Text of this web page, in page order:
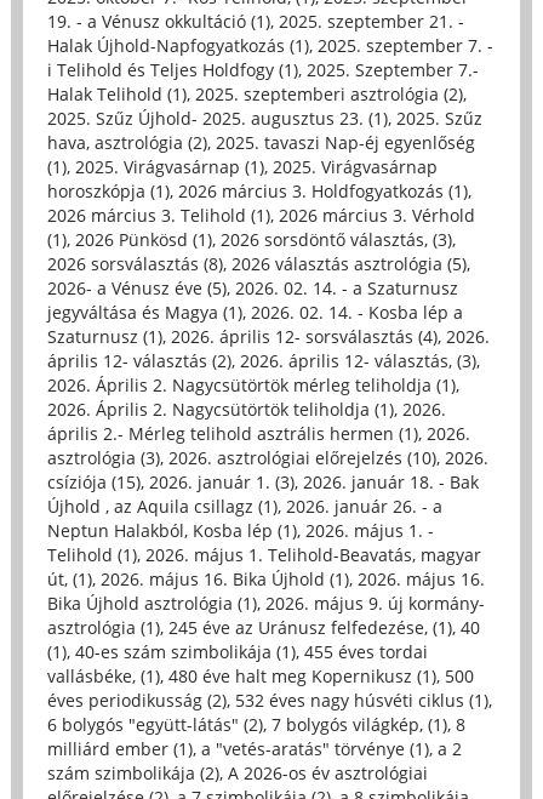
19. - a Vénusz okkultáció (1), 2025. szeptember 21. -
Halak Újhold-Napfogyatkozás (1), 2025. szeptember 7. -
i Telihold és Teljes Holdfogy (1), 2025. Szeptember 7.-
Halak Telihold (1), 2025. szeptemberi asztrológia (2),
2025. Szűz Újhold- 2025. augusztus 23. (1), 2025. Szűz
hava, asztrológia (2), 2025. tavaszi Nap-éj egyenlőség
(1), 2025. Virágvasárnap (1), 2025. Virágvasárnap
horoszkópja (1), 2026 március 3. Holdfogyatkozás (1),
2026 március 3. Telihold (1), 2026 március 3. Vérhold
(1), 2026 Pünkösd (1), 2026 sorsdöntő választás, (3),
2026 sorsválasztás (8), 2026 választás asztrológia (5),
2026- a Vénusz éve (5), 2026. 02. 14. - a Szaturnusz
jegyváltása és Magya (1), 2026. 02. 14. - Kosba lép a
Szaturnusz (1), 2026. április 12- sorsválasztás (4), 2026.
április 12- választás (2), 2026. április 12- választás, (3),
2026. Április 2. Nagycsütörtök mérleg teliholdja (1),
2026. Április 2. Nagycsütörtök teliholdja (1), 2026.
április 2.- Mérleg telihold asztrális hermen (1), 2026.
asztrológia (3), 2026. asztrológiai előrejelzés (10), 2026.
csíziója (15), 2026. január 1. (3), 2026. január 18. - Bak
Újhold , az Aquila csillagz (1), 2026. január 26. - a
Neptun Halakból, Kosba lép (1), 2026. május 1. -
Telihold (1), 2026. május 1. Telihold-Beavatás, magyar
út, (1), 2026. május 16. Bika Újhold (1), 2026. május 16.
Bika Újhold asztrológia (1), 2026. május 9. új kormány-
asztrológia (1), 245 éve az Uránusz felfedezése, (1), 40
(1), 40-es szám szimbolikája (1), 455 éves tordai
vallásbéke, (1), 480 éve halt meg Kopernikusz (1), 500
éves periodikusság (2), 532 éves nagy húsvéti ciklus (1),
6 bolygós "együtt-látás" (2), 7 bolygós világkép, (1), 8
milliárd ember (1), a "vetés-aratás" törvénye (1), a 2
szám szimbolikája (2), A 2026-os év asztrológiai